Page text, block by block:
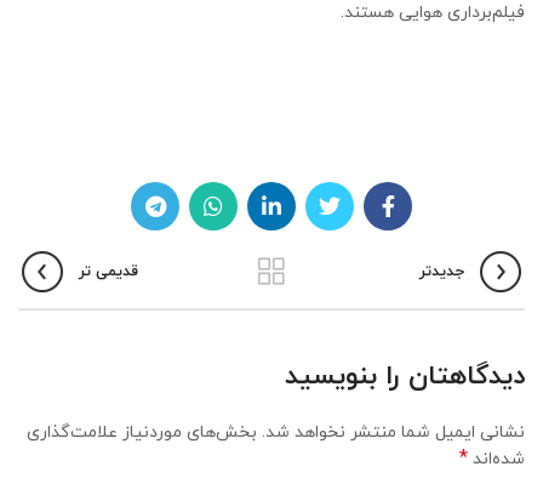
فیلم‌برداری هوایی هستند.
جدیدتر قدیمی تر
دیدگاهتان را بنویسید
نشانی ایمیل شما منتشر نخواهد شد. بخش‌های موردنیاز علامت‌گذاری
شده‌اند *